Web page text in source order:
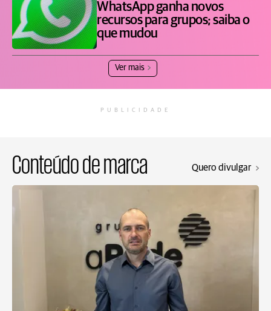
WhatsApp ganha novos
recursos para grupos; saiba o
que mudou
Ver mais
PUBLICIDADE
Conteúdo de marca Quero divulgar